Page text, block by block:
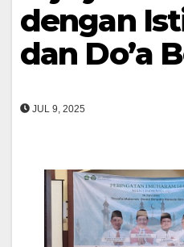
dengan
dan Do’a
JUL 9, 2025